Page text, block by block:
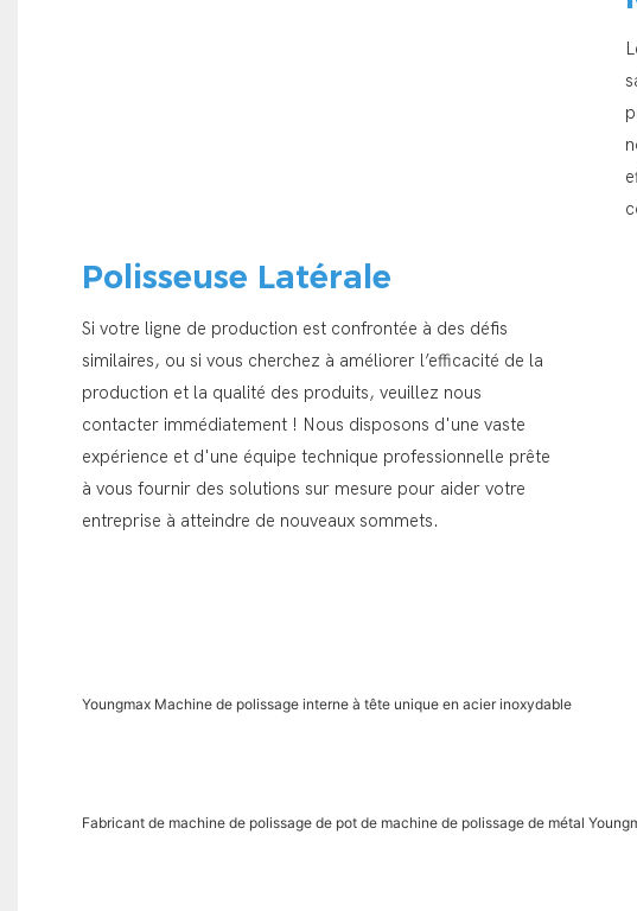
Polisseuse Latérale
Si votre ligne de production est confrontée à des défis
similaires, ou si vous cherchez à améliorer l’efficacité de la
production et la qualité des produits, veuillez nous
contacter immédiatement ! Nous disposons d'une vaste
expérience et d'une équipe technique professionnelle prête
à vous fournir des solutions sur mesure pour aider votre
entreprise à atteindre de nouveaux sommets.
Youngmax Machine de polissage interne à tête unique en acier inoxydable
Fabricant de machine de polissage de pot de machine de polissage de métal